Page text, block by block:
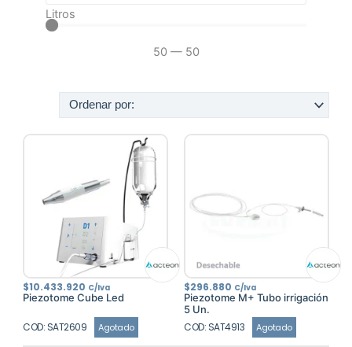
Litros
50 — 50
$10.433.920 C/Iva
Piezotome Cube Led
COD: SAT2609 Agotado
$296.880 C/Iva
Piezotome M+ Tubo irrigación
5 Un.
COD: SAT4913 Agotado